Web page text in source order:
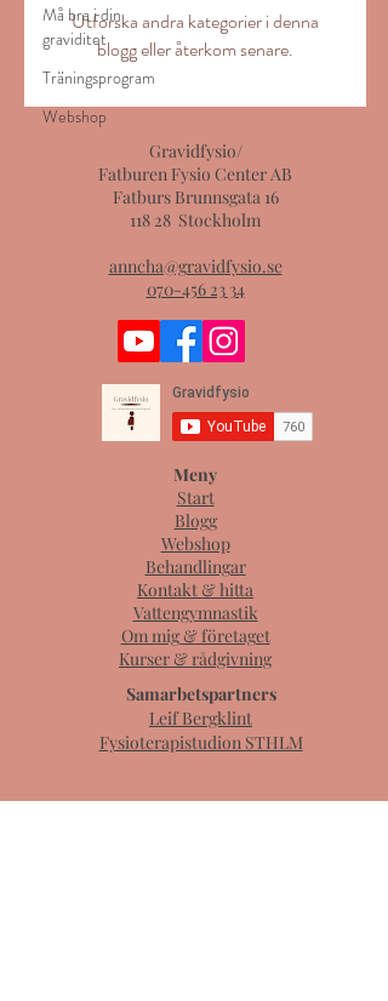
Må bra i din
graviditet
Träningsprogram
Webshop
Utforska andra kategorier i denna
blogg eller återkom senare.
Gravidfysio/
Fatburen Fysio Center AB
Fatburs Brunnsgata 16
118 28 Stockholm
anncha@gravidfysio.se
070-456 23 34
Meny
Start
Blogg
Webshop
Behandlingar
Kontakt & hitta
Vattengymnastik
Om mig & företaget
Kurser & rådgivning
Samarbetspartners
Leif Bergklint
Fysioterapistudion STHLM